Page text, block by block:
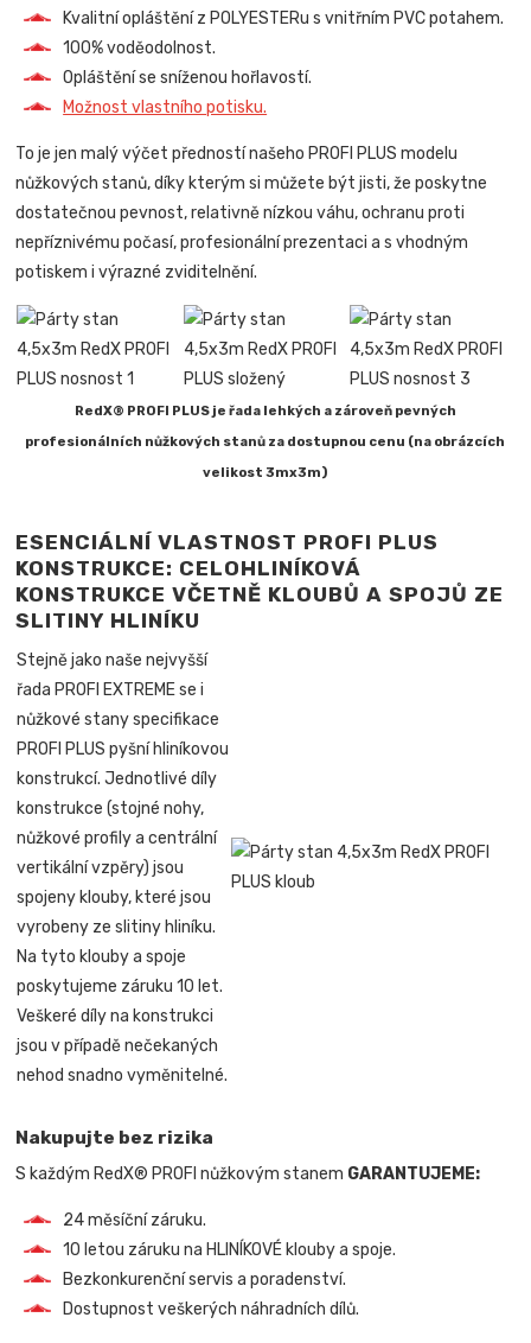
Kvalitní opláštění z POLYESTERu s vnitřním PVC potahem.
100% voděodolnost.
Opláštění se sníženou hořlavostí.
Možnost vlastního potisku.
To je jen malý výčet předností našeho PROFI PLUS modelu
nůžkových stanů, díky kterým si můžete být jisti, že poskytne
dostatečnou pevnost, relativně nízkou váhu, ochranu proti
nepříznivému počasí, profesionální prezentaci a s vhodným
potiskem i výrazné zviditelnění.
RedX® PROFI PLUS je řada lehkých a zároveň pevných
profesionálních nůžkových stanů za dostupnou cenu (na obrázcích
velikost 3mx3m)
ESENCIÁLNÍ VLASTNOST PROFI PLUS
KONSTRUKCE: CELOHLINÍKOVÁ
KONSTRUKCE VČETNĚ KLOUBŮ A SPOJŮ ZE
SLITINY HLINÍKU
Stejně jako naše nejvyšší
řada PROFI EXTREME se i
nůžkové stany specifikace
PROFI PLUS pyšní hliníkovou
konstrukcí. Jednotlivé díly
konstrukce (stojné nohy,
nůžkové profily a centrální
vertikální vzpěry) jsou
spojeny klouby, které jsou
vyrobeny ze slitiny hliníku.
Na tyto klouby a spoje
poskytujeme záruku 10 let.
Veškeré díly na konstrukci
jsou v případě nečekaných
nehod snadno vyměnitelné.
Nakupujte bez rizika
S každým RedX® PROFI nůžkovým stanem GARANTUJEME:
24 měsíční záruku.
10 letou záruku na HLINÍKOVÉ klouby a spoje.
Bezkonkurenční servis a poradenství.
Dostupnost veškerých náhradních dílů.